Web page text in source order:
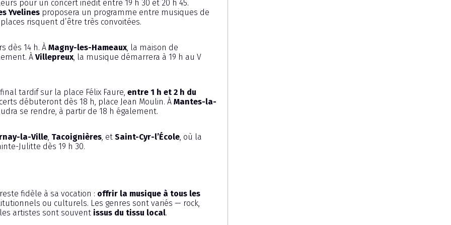
pour un concert inédit entre 19 h 30 et 20 h 45.
Yvelines proposera un programme entre musiques de
risquent d’être très convoitées.
dès 14 h. À Magny-les-Hameaux, la maison de
À Villepreux, la musique démarrera à 19 h au V
tardif sur la place Félix Faure, entre 1 h et 2 h du
débuteront dès 18 h, place Jean Moulin. À Mantes-la-
se rendre, à partir de 18 h également.
la-Ville, Tacoignières, et Saint-Cyr-l’École, où la
Julitte dès 19 h 30.
fidèle à sa vocation : offrir la musique à tous les
ou culturels. Les genres sont variés — rock,
artistes sont souvent issus du tissu local.